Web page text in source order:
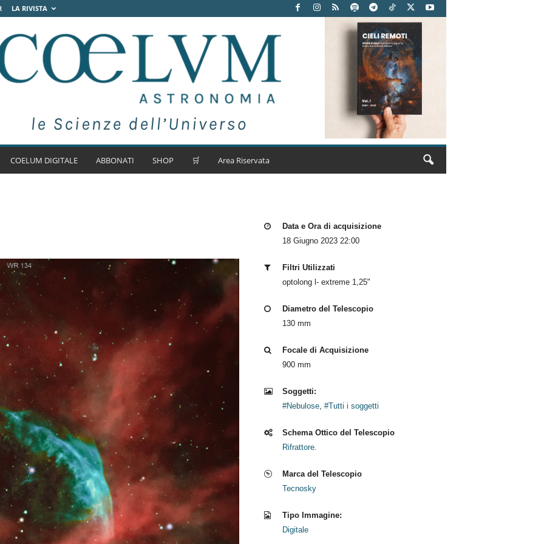
LA RIVISTA
COELUM DIGITALE ABBONATI SHOP 🛒 Area Riservata
Data e Ora di acquisizione
18 Giugno 2023 22:00
Filtri Utilizzati
optolong l- extreme 1,25"
Diametro del Telescopio
130 mm
Focale di Acquisizione
900 mm
Soggetti:
#Nebulose, #Tutti i soggetti
Schema Ottico del Telescopio
Rifrattore.
Marca del Telescopio
Tecnosky
Tipo Immagine:
Digitale